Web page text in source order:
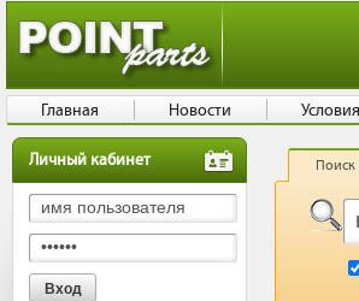
Личный кабинет Поиск
Главная Новости